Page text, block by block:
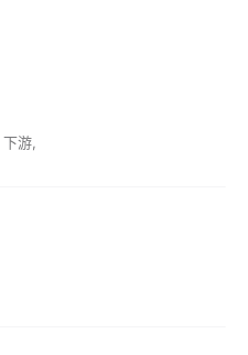
下游,